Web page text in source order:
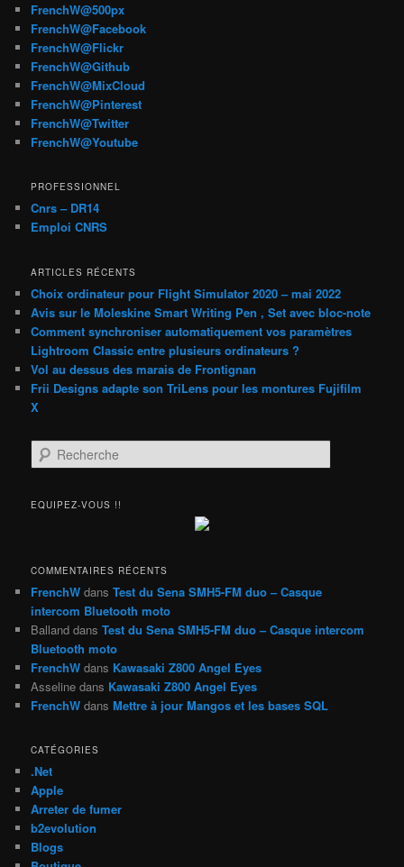
FrenchW@500px
FrenchW@Facebook
FrenchW@Flickr
FrenchW@Github
FrenchW@MixCloud
FrenchW@Pinterest
FrenchW@Twitter
FrenchW@Youtube
PROFESSIONNEL
Cnrs – DR14
Emploi CNRS
ARTICLES RÉCENTS
Choix ordinateur pour Flight Simulator 2020 – mai 2022
Avis sur le Moleskine Smart Writing Pen , Set avec bloc-note
Comment synchroniser automatiquement vos paramètres
Lightroom Classic entre plusieurs ordinateurs ?
Vol au dessus des marais de Frontignan
Frii Designs adapte son TriLens pour les montures Fujifilm
X
e
h
h
e
EQUIPEZ-VOUS !!
COMMENTAIRES RÉCENTS
FrenchW dansTest du Sena SMH5-FM duo – Casque
intercom Bluetooth moto
Balland dansTest du Sena SMH5-FM duo – Casque intercom
Bluetooth moto
FrenchW dans Kawasaki Z800 Angel Eyes
Asseline dans Kawasaki Z800 Angel Eyes
FrenchW dansMettre à jour Mangos et les bases SQL
CATÉGORIES
.Net
Apple
Arreter de fumer
b2evolution
Blogs